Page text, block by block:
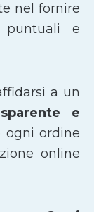
nel fornire
puntuali e
a un
e
ogni ordine
online